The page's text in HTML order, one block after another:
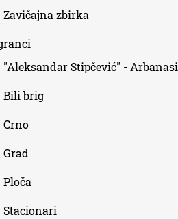
Zavičajna zbirka
"Aleksandar Stipčević" - Arbanasi
Bili brig
Crno
Grad
Ploča
Stacionari